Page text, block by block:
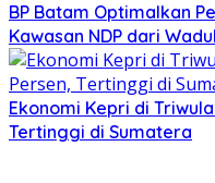
BP Batam Optimalkan
Kawasan NDP dari
Ekonomi Kepri di
Tertinggi di Sumatera